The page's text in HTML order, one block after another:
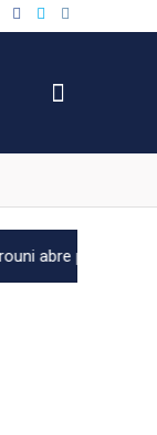
comprovar